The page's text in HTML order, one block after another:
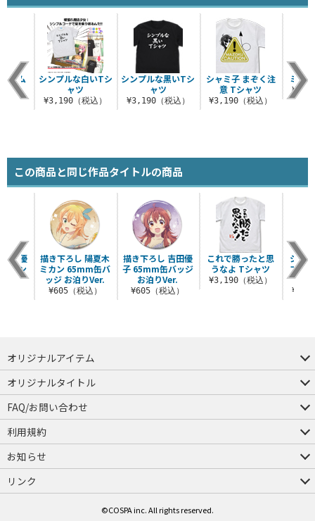
シンプルな黒いTシ
ャツ
¥3,190（税込）
シャミ子 まぞく注
意 Tシャツ
¥3,190（税込）
ミカ
ジム
ャツ
込）
シンプルな白いTシ
ャツ
¥3,190（税込）
この商品と同じ作品タイトルの商品
描き下ろし 吉田優
子 65mm缶バッジ
お泊りVer.
¥605（税込）
これで勝ったと思
うなよ Tシャツ
¥3,190（税込）
シャ
フル
田優
タン
Ver.
描き下ろし 陽夏木
ミカン 65mm缶バ
ッジ お泊りVer.
¥605（税込）
オリジナルアイテム
つままれ
つかまれ
ピョコッテ
オリジナルタイトル
アイテムヤ
ミスカトニック大學購買部
FAQ/お問い合わせ
FAQ
お問い合わせ
利用規約
会員規約・ポイント規約
特定商取引法に関する表示
プライバシーポリシー
お知らせ
店舗情報
採用情報
発売日変更のお知らせ
販売代理店・取扱店募集
海外のご案内（English）
リンク
©COSPA inc. All rights reserved.